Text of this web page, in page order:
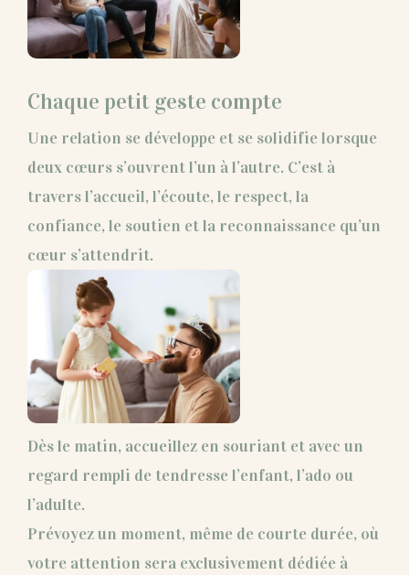
Chaque petit geste compte
Une relation se développe et se solidifie lorsque
deux cœurs s’ouvrent l’un à l’autre. C’est à
travers l’accueil, l’écoute, le respect, la
confiance, le soutien et la reconnaissance qu’un
cœur s’attendrit.
Dès le matin, accueillez en souriant et avec un
regard rempli de tendresse l’enfant, l’ado ou
l’adulte.
Prévoyez un moment, même de courte durée, où
votre attention sera exclusivement dédiée à